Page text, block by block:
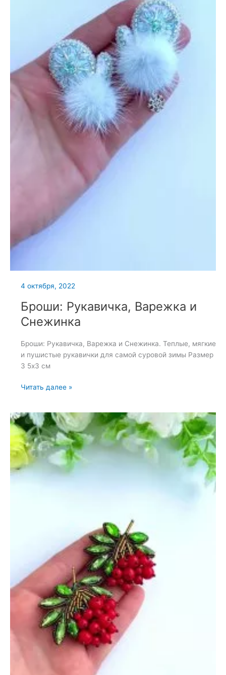
4 октября, 2022
Броши: Рукавичка, Варежка и
Снежинка
Броши: Рукавичка, Варежка и Снежинка. Теплые, мягкие
и пушистые рукавички для самой суровой зимы Размер
3 5х3 см
Броши:
и
Снежинка
Читать далее »